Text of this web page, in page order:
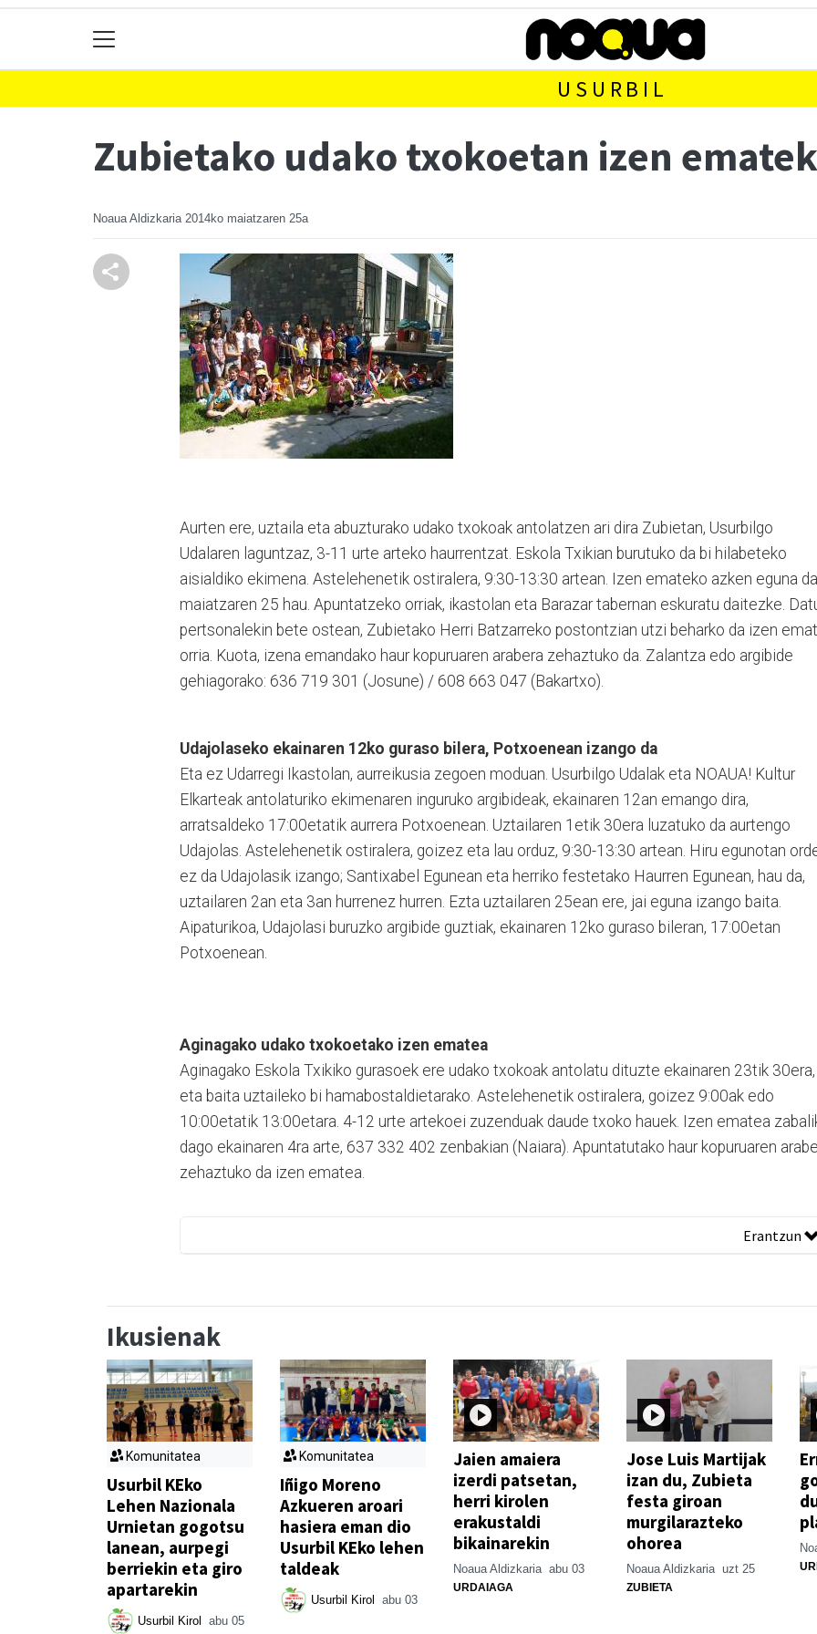
USURBIL
Zubietako udako txokoetan izen
Noaua Aldizkaria 2014ko maiatzaren 25a
Aurten ere, uztaila eta abuzturako udako txokoak antolatzen ari dira Zubietan, Usurbilgo
Udalaren laguntzaz, 3-11 urte arteko haurrentzat. Eskola Txikian burutuko da bi hilabeteko
aisialdiko ekimena. Astelehenetik ostiralera, 9:30-13:30 artean. Izen emateko azken eguna
maiatzaren 25 hau. Apuntatzeko orriak, ikastolan eta Barazar tabernan eskuratu daitezke.
pertsonalekin bete ostean, Zubietako Herri Batzarreko postontzian utzi beharko da izen
orria. Kuota, izena emandako haur kopuruaren arabera zehaztuko da. Zalantza edo argibide
gehiagorako: 636 719 301 (Josune) / 608 663 047 (Bakartxo).
Udajolaseko ekainaren 12ko guraso bilera, Potxoenean izango da
Eta ez Udarregi Ikastolan, aurreikusia zegoen moduan. Usurbilgo Udalak eta NOAUA! Kultur
Elkarteak antolaturiko ekimenaren inguruko argibideak, ekainaren 12an emango dira,
arratsaldeko 17:00etatik aurrera Potxoenean. Uztailaren 1etik 30era luzatuko da aurtengo
Udajolas. Astelehenetik ostiralera, goizez eta lau orduz, 9:30-13:30 artean. Hiru egunotan
ez da Udajolasik izango; Santixabel Egunean eta herriko festetako Haurren Egunean, hau da,
uztailaren 2an eta 3an hurrenez hurren. Ezta uztailaren 25ean ere, jai eguna izango baita.
Aipaturikoa, Udajolasi buruzko argibide guztiak, ekainaren 12ko guraso bileran, 17:00etan
Potxoenean.
Aginagako udako txokoetako izen ematea
Aginagako Eskola Txikiko gurasoek ere udako txokoak antolatu dituzte ekainaren 23tik 30era,
eta baita uztaileko bi hamabostaldietarako. Astelehenetik ostiralera, goizez 9:00ak edo
10:00etatik 13:00etara. 4-12 urte artekoei zuzenduak daude txoko hauek. Izen ematea
dago ekainaren 4ra arte, 637 332 402 zenbakian (Naiara). Apuntatutako haur kopuruaren
zehaztuko da izen ematea.
Erantzun
Ikusienak
Komunitatea
Usurbil KEko
Lehen Nazionala
Urnietan gogotsu
lanean, aurpegi
berriekin eta giro
apartarekin
Usurbil Kirol abu 05
Komunitatea
Iñigo Moreno
Azkueren aroari
hasiera eman dio
Usurbil KEko lehen
taldeak
Usurbil Kirol abu 03
Jaien amaiera
izerdi patsetan,
herri kirolen
erakustaldi
bikainarekin
Noaua Aldizkaria abu 03
URDAIAGA
Jose Luis Martijak
izan du, Zubieta
festa giroan
murgilarazteko
ohorea
Noaua Aldizkaria uzt 25
ZUBIETA